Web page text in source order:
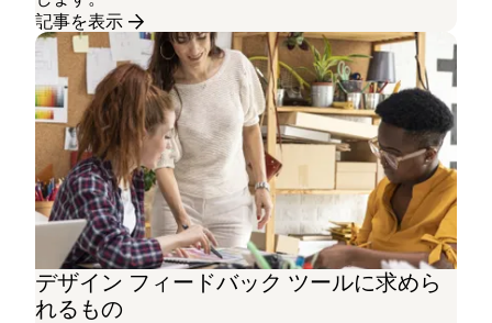
記事を表示
デザイン フィードバック ツールに求めら
れるもの